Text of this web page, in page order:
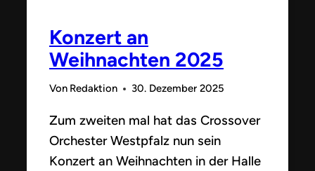
Konzert an
Weihnachten 2025
Von Redaktion 30. Dezember 2025
Zum zweiten mal hat das Crossover
Orchester Westpfalz nun sein
Konzert an Weihnachten in der Halle